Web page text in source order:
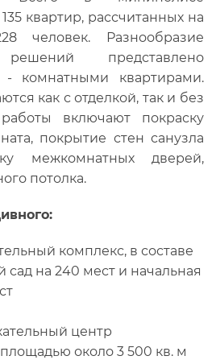
квартир, рассчитанных на
человек. Разнообразие
представлено
- комнатными квартирами.
как с отделкой, так и без
включают покраску
покрытие стен санузла
межкомнатных дверей,
потолка.
комплекс, в составе
сад на 240 мест и начальная
центр
около 3 500 кв. м